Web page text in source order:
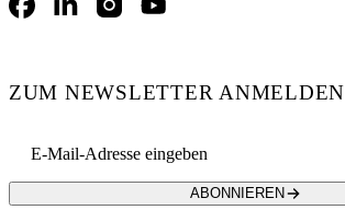
FacebookLinkedInInstagramYouTube
ZUM NEWSLETTER ANMELDEN
ABONNIEREN